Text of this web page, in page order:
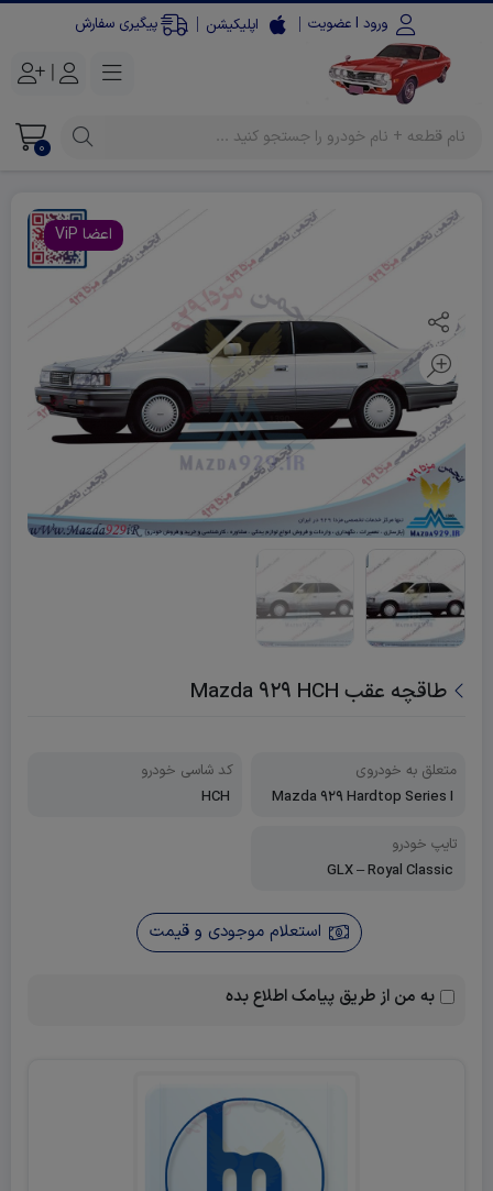
ورود l عضویت اپلیکیشن پیگیری سفارش
|
0
اعضا ViP
طاقچه عقب Mazda 929 HCH
متعلق به خودروی
Mazda 929 Hardtop Series I
کد شاسی خودرو
HCH
تایپ خودرو
GLX – Royal Classic
استعلام موجودی و قیمت
به من از طریق پیامک اطلاع بده